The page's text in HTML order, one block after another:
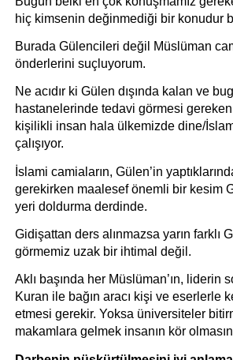
hiç kimsenin değinmediği bir konudur
Burada Gülencileri değil Müslüman
önderlerini suçluyorum.
Ne acıdır ki Gülen dışında kalan ve
hastanelerinde tedavi görmesi
kişilikli insan hala ülkemizde dine/
çalışıyor.
İslami camiaların, Gülen’in
gerekirken maalesef önemli bir kesim
yeri doldurma derdinde.
Gidişattan ders alınmazsa yarın farklı
görmemiz uzak bir ihtimal değil.
Aklı başında her Müslüman’ın, liderin
Kuran ile bağın aracı kişi ve eserlerle
etmesi gerekir. Yoksa üniversiteler
makamlara gelmek insanın kör